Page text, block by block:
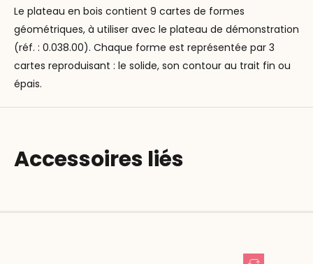
Le plateau en bois contient 9 cartes de formes
géométriques, à utiliser avec le plateau de démonstration
(réf. : 0.038.00). Chaque forme est représentée par 3
cartes reproduisant : le solide, son contour au trait fin ou
épais.
Accessoires liés